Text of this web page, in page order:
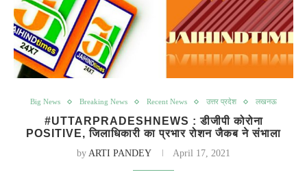
Big News Breaking News Recent News उत्तर प्रदेश लखनऊ
#UTTARPRADESHNEWS : डीजीपी कोरोना
POSITIVE, जिलाधिकारी का प्रभार रोशन जैकब ने संभाला
by ARTI PANDEY April 17, 2021